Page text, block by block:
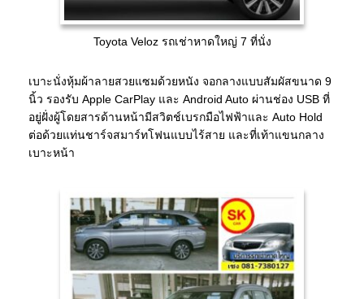
Toyota Veloz รถเช่าหาดใหญ่ 7 ที่นั่ง
เบาะนั่งหุ้มผ้าลายสวยแซมด้วยหนัง จอกลางแบบสัมผัสขนาด 9
นิ้ว รองรับ Apple CarPlay และ Android Auto ผ่านช่อง USB ที่
อยู่ฝั่งผู้โดยสารด้านหน้ามีสวิตช์เบรกมือไฟฟ้าและ Auto Hold
ต่อด้วยแท่นชาร์จสมาร์ทโฟนแบบไร้สาย และที่เท้าแขนกลาง
เบาะหน้า